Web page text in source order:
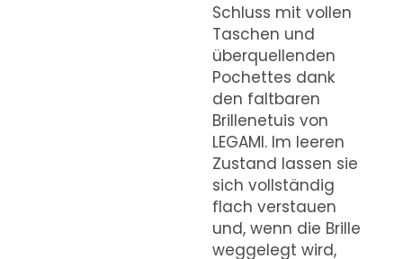
Schluss mit vollen
Taschen und
überquellenden
Pochettes dank
den faltbaren
Brillenetuis von
LEGAMI. Im leeren
Zustand lassen sie
sich vollständig
flach verstauen
und, wenn die Brille
weggelegt wird,